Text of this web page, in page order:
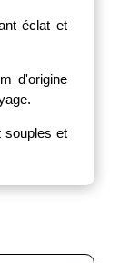
éclat et
d'origine
souples et